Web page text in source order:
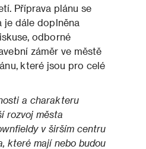
Příprava plánu se
je dále doplněna
odborné
záměr ve městě
které jsou pro celé
a charakteru
rozvoj města
v širším centru
které mají nebo budou